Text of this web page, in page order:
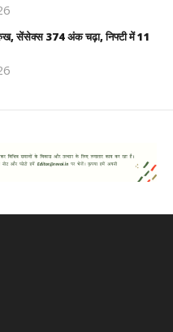
सेंसेक्स 374 अंक चढ़ा, निफ्टी में 11